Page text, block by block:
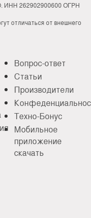
ИНН 262902900600 ОГРН
отличаться от внешнего
Вопрос-ответ
Статьи
Производители
Техно-Бонус
Мобильное
приложение
скачать